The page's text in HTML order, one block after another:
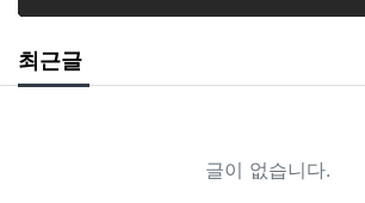
최근글
글이 없습니다.